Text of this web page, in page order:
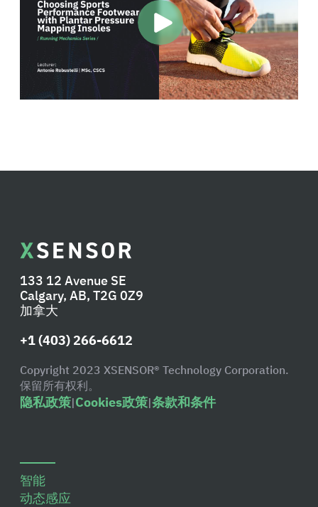
133 12 Avenue SE
Calgary, AB, T2G 0Z9
加拿大
+1 (403) 266-6612
Copyright 2023 XSENSOR® Technology Corporation.
保留所有权利。
隐私政策|Cookies政策|条款和条件
智能
动态感应